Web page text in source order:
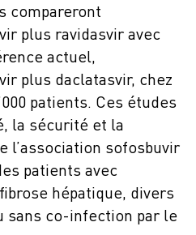
compareront
plus ravidasvir avec
actuel,
plus daclatasvir, chez
patients. Ces études
la sécurité et la
l’association sofosbuvir
patients avec
hépatique, divers
sans co-infection par le